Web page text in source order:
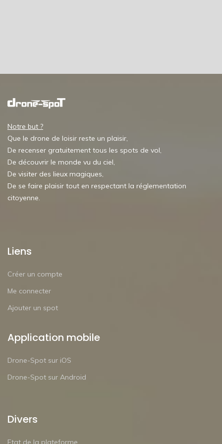
Notre but ?
Que le drone de loisir reste un plaisir,
De recenser gratuitement tous les spots de vol,
De découvrir le monde vu du ciel,
De visiter des lieux magiques,
De se faire plaisir tout en respectant la réglementation
citoyenne.
Liens
Créer un compte
Me connecter
Ajouter un spot
Application mobile
Drone-Spot sur iOS
Drone-Spot sur Android
Divers
Etat de la plateforme